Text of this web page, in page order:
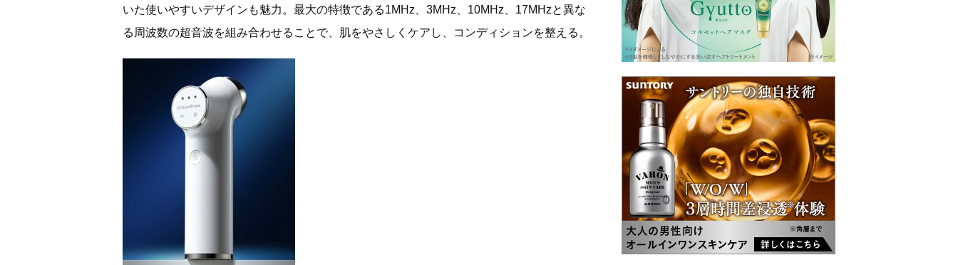
いた使いやすいデザインも魅力。最大の特徴である1MHz、3MHz、10MHz、17MHzと異な
る周波数の超音波を組み合わせることで、肌をやさしくケアし、コンディションを整える。